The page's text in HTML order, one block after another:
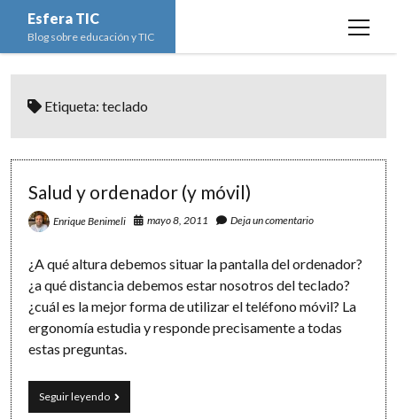
Esfera TIC
Blog sobre educación y TIC
open
Educación y TIC open
Escuela de padres
Espacios
Innovación
Lectura
menu
Ciencias Naturales
Ed. Plástica y Visual
Historia del Arte
Lengua
Informática
open
menu
Imagen digital
menu
Bases de datos
Hoja de cálculo
Programación
Redes de ordenadores
Redes sociales
Software
Matemáticas
open
menu
Geometría
twitterfacebookinstagramyoutube
Etiqueta:teclado
Salud y ordenador (y móvil)
Enrique Benimeli mayo 8, 2011 Deja un comentario
¿A qué altura debemos situar la pantalla del ordenador?
¿a qué distancia debemos estar nosotros del teclado?
¿cuál es la mejor forma de utilizar el teléfono móvil? La
ergonomía estudia y responde precisamente a todas
estas preguntas.
Seguir leyendoSalud
y